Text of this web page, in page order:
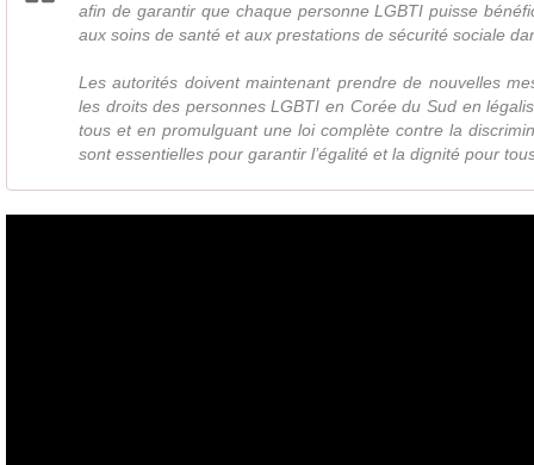
afin de garantir que chaque personne LGBTI puisse
aux soins de santé et aux prestations de sécurité sociale
Les autorités doivent maintenant prendre de nouvelles
les droits des personnes LGBTI en Corée du Sud en
tous et en promulguant une loi complète contre la
sont essentielles pour garantir l’égalité et la dignité pour